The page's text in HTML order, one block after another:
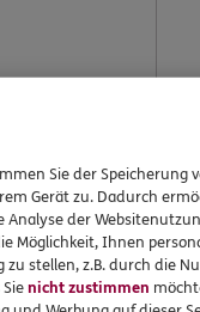
Sie der Speicherung
Gerät zu. Dadurch
Analyse der
Möglichkeit, Ihnen
stellen, z.B. durch die
Sienicht zustimmen